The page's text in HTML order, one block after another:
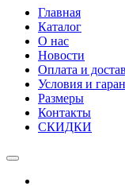
Главная
Каталог
О нас
Новости
Оплата и
Условия и
Размеры
Контакты
СКИДКИ